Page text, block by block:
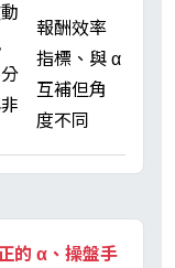
報酬效率
指標、與 α
互補但角
度不同
的 α、操盤手